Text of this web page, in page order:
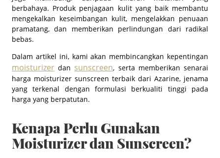
berbahaya. Produk penjagaan kulit yang baik membantu
mengekalkan keseimbangan kulit, mengelakkan penuaan
pramatang, dan memberikan perlindungan dari radikal
bebas.
Dalam artikel ini, kami akan membincangkan kepentingan
moisturizer dan sunscreen, serta memberikan senarai
harga moisturizer sunscreen terbaik dari Azarine, jenama
yang terkenal dengan formulasi berkualiti tinggi pada
harga yang berpatutan.
Kenapa Perlu Gunakan
Moisturizer dan Sunscreen?